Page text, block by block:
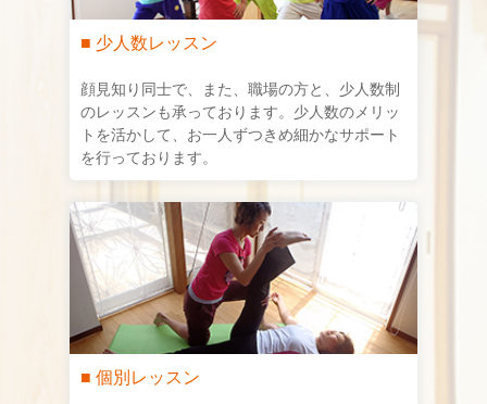
■ 少人数レッスン
顔見知り同士で、また、職場の方と、少人数制
のレッスンも承っております。少人数のメリッ
トを活かして、お一人ずつきめ細かなサポート
を行っております。
■ 個別レッスン